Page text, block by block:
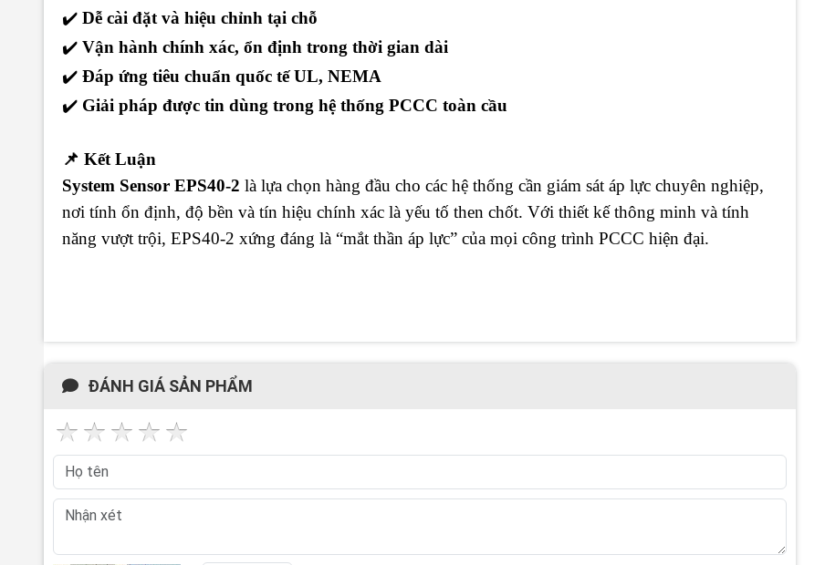
✔️ Dễ cài đặt và hiệu chỉnh tại chỗ
✔️ Vận hành chính xác, ổn định trong thời gian dài
✔️ Đáp ứng tiêu chuẩn quốc tế UL, NEMA
✔️ Giải pháp được tin dùng trong hệ thống PCCC toàn cầu
📌 Kết Luận
System Sensor EPS40-2 là lựa chọn hàng đầu cho các hệ thống cần giám sát áp lực chuyên nghiệp,
nơi tính ổn định, độ bền và tín hiệu chính xác là yếu tố then chốt. Với thiết kế thông minh và tính
năng vượt trội, EPS40-2 xứng đáng là “mắt thần áp lực” của mọi công trình PCCC hiện đại.
ĐÁNH GIÁ SẢN PHẨM